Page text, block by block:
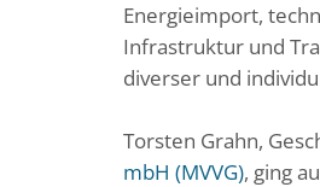
Energieimport,
Infrastruktur und
diverser und
Torsten Grahn,
mbH (MVVG), ging